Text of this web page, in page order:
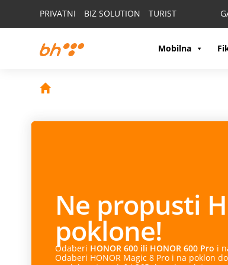
PRIVATNI BIZ SOLUTION TURIST
Mobilna
Ne propusti
poklone!
Odaberi HONOR 600 ili HONOR 600 Pro i
Odaberi HONOR Magic 8 Pro i na poklon